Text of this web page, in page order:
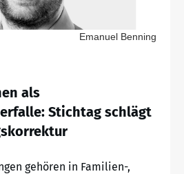
Emanuel Benning
als
Stichtag schlägt
gehören in Familien-,